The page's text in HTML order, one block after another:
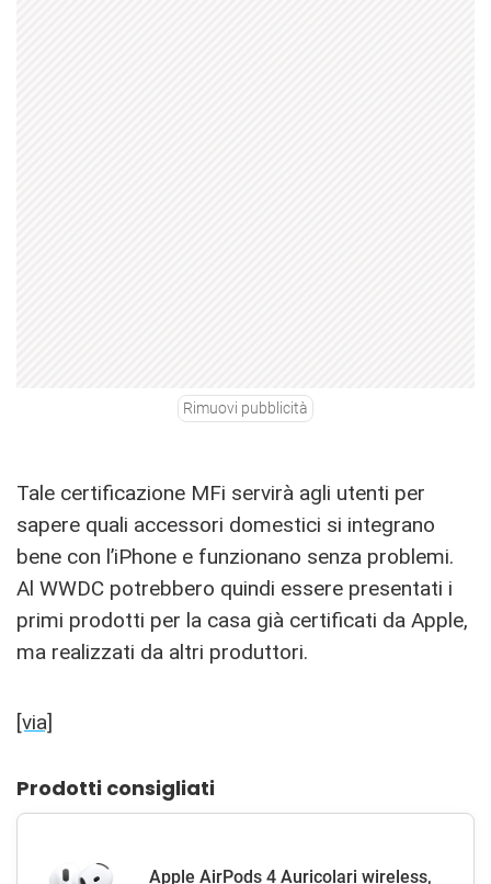
Rimuovi pubblicità
Tale certificazione MFi servirà agli utenti per
sapere quali accessori domestici si integrano
bene con l’iPhone e funzionano senza problemi.
Al WWDC potrebbero quindi essere presentati i
primi prodotti per la casa già certificati da Apple,
ma realizzati da altri produttori.
[via]
Prodotti consigliati
Apple AirPods 4 Auricolari wireless,